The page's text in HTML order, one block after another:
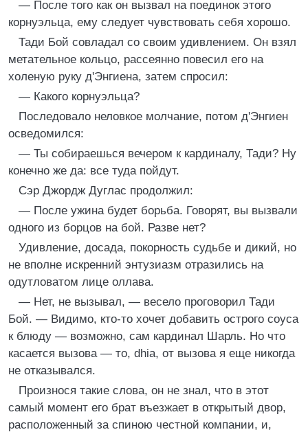
— После того как он вызвал на поединок этого
корнуэльца, ему следует чувствовать себя хорошо.
Тади Бой совладал со своим удивлением. Он взял
метательное кольцо, рассеянно повесил его на
холеную руку д'Энгиена, затем спросил:
— Какого корнуэльца?
Последовало неловкое молчание, потом д'Энгиен
осведомился:
— Ты собираешься вечером к кардиналу, Тади? Ну
конечно же да: все туда пойдут.
Сэр Джордж Дуглас продолжил:
— После ужина будет борьба. Говорят, вы вызвали
одного из борцов на бой. Разве нет?
Удивление, досада, покорность судьбе и дикий, но
не вполне искренний энтузиазм отразились на
одутловатом лице оллава.
— Нет, не вызывал, — весело проговорил Тади
Бой. — Видимо, кто-то хочет добавить острого соуса
к блюду — возможно, сам кардинал Шарль. Но что
касается вызова — то, dhia, от вызова я еще никогда
не отказывался.
Произнося такие слова, он не знал, что в этот
самый момент его брат въезжает в открытый двор,
расположенный за спиною честной компании, и,